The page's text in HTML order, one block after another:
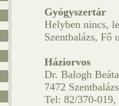
Gyógyszertár
Helyben nincs,
Szentbalázs, Fő
Háziorvos
Dr. Balogh
7472
Tel: 82/370-019,